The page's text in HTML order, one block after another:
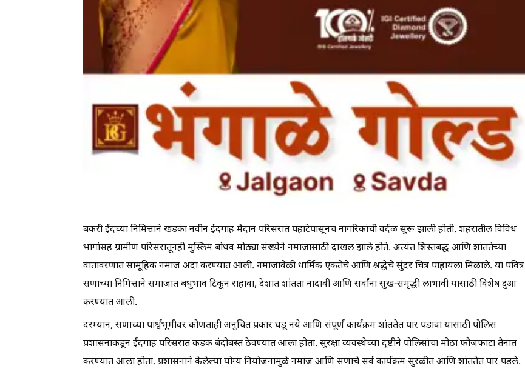
बकरी ईदच्या निमित्ताने खडका नवीन ईदगाह मैदान परिसरात पहाटेपासूनच नागरिकांची वर्दळ सुरू झाली होती. शहरातील विविध
भागांसह ग्रामीण परिसरातूनही मुस्लिम बांधव मोठ्या संख्येने नमाजासाठी दाखल झाले होते. अत्यंत शिस्तबद्ध आणि शांततेच्या
वातावरणात सामूहिक नमाज अदा करण्यात आली. नमाजावेळी धार्मिक एकतेचे आणि श्रद्धेचे सुंदर चित्र पाहायला मिळाले. या पवित्र
सणाच्या निमित्ताने समाजात बंधुभाव टिकून राहावा, देशात शांतता नांदावी आणि सर्वांना सुख-समृद्धी लाभावी यासाठी विशेष दुआ
करण्यात आली.
दरम्यान, सणाच्या पार्श्वभूमीवर कोणताही अनुचित प्रकार घडू नये आणि संपूर्ण कार्यक्रम शांततेत पार पडावा यासाठी पोलिस
प्रशासनाकडून ईदगाह परिसरात कडक बंदोबस्त ठेवण्यात आला होता. सुरक्षा व्यवस्थेच्या दृष्टीने पोलिसांचा मोठा फौजफाटा तैनात
करण्यात आला होता. प्रशासनाने केलेल्या योग्य नियोजनामुळे नमाज आणि सणाचे सर्व कार्यक्रम सुरळीत आणि शांततेत पार पडले.